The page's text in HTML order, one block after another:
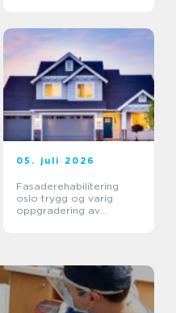
05. juli 2026
Fasaderehabilitering
oslo trygg og varig
oppgradering av